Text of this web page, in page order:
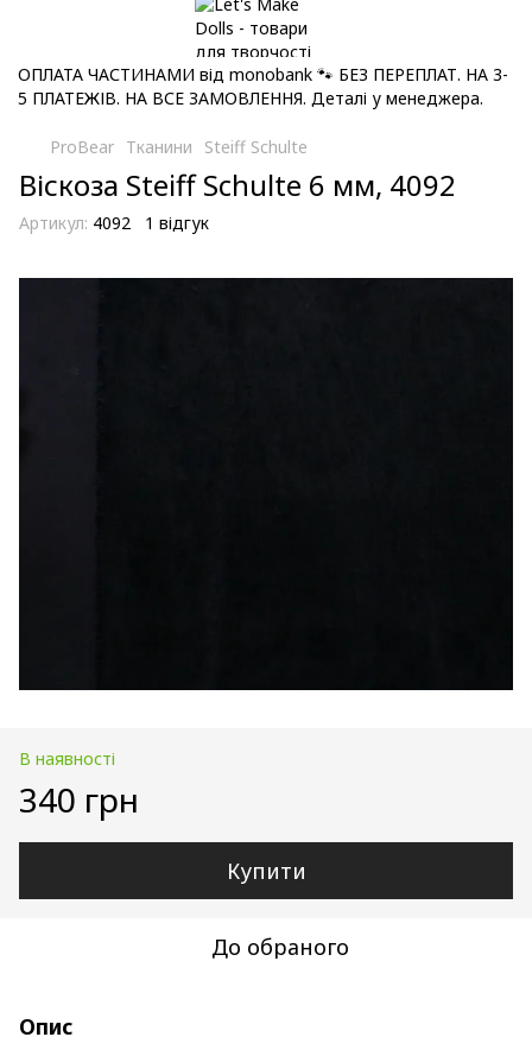
ОПЛАТА ЧАСТИНАМИ від monobank 🐾 БЕЗ ПЕРЕПЛАТ. НА 3-
5 ПЛАТЕЖІВ. НА ВСЕ ЗАМОВЛЕННЯ. Деталі у менеджера.
ProBear Тканини Steiff Schulte
Віскоза Steiff Schulte 6 мм, 4092
Артикул: 4092 1 відгук
В наявності
340 грн
Купити
До обраного
Опис